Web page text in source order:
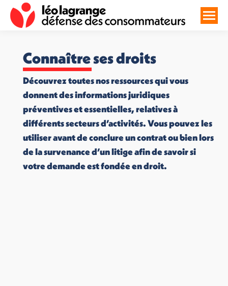
Connaître ses droits
Découvrez toutes nos ressources qui vous
donnent des informations juridiques
préventives et essentielles, relatives à
différents secteurs d’activités. Vous pouvez les
utiliser avant de conclure un contrat ou bien lors
de la survenance d’un litige afin de savoir si
votre demande est fondée en droit.